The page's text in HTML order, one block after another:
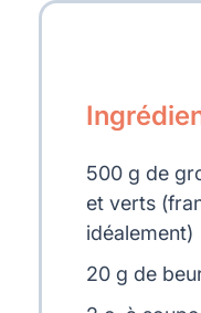
500 g de
et verts
idéalement)
20 g de